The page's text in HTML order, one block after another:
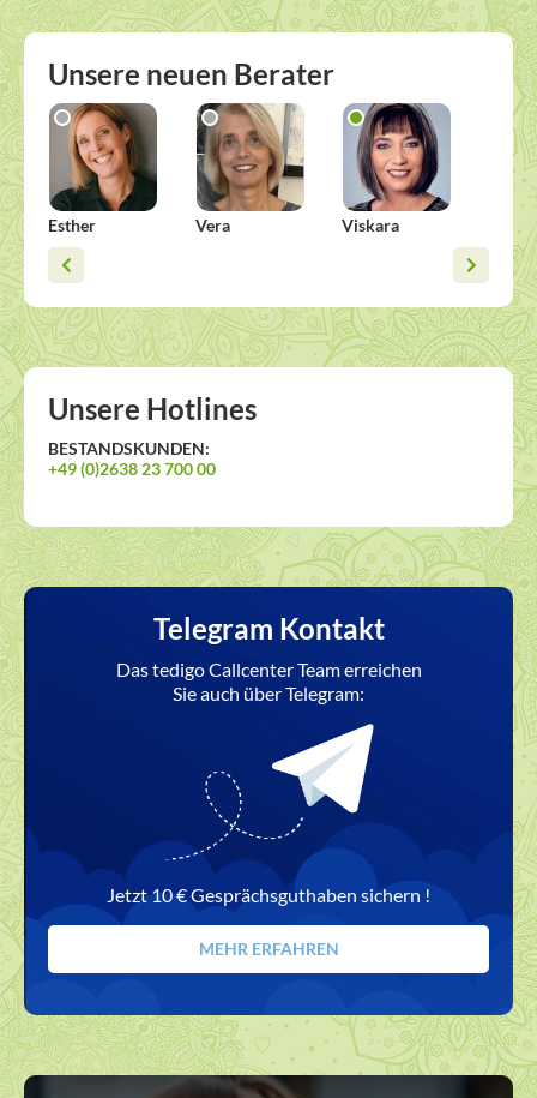
Unsere neuen Berater
Esther Vera Viskara
Unsere Hotlines
BESTANDSKUNDEN:
+49 (0)2638 23 700 00
Telegram Kontakt
Das tedigo Callcenter Team erreichen
Sie auch über Telegram:
Jetzt 10 € Gesprächsguthaben sichern !
MEHR ERFAHREN